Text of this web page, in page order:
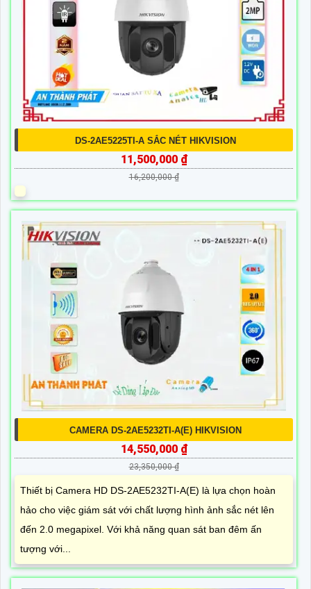
DS-2AE5225TI-A SẮC NÉT HIKVISION
11,500,000 ₫
16,200,000 ₫
CAMERA DS-2AE5232TI-A(E) HIKVISION
14,550,000 ₫
23,350,000 ₫
Thiết bị Camera HD DS-2AE5232TI-A(E) là lựa chọn hoàn
hảo cho việc giám sát với chất lượng hình ảnh sắc nét lên
đến 2.0 megapixel. Với khả năng quan sát ban đêm ấn
tượng với...